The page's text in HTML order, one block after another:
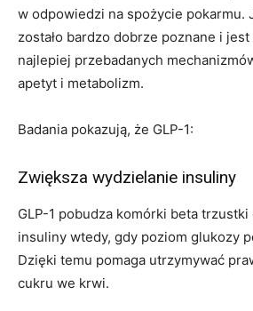
w odpowiedzi na spożycie pokarmu.
zostało bardzo dobrze poznane i
najlepiej przebadanych
apetyt i metabolizm.
Badania pokazują, że GLP-1:
Zwiększa wydzielanie insuliny
GLP-1 pobudza komórki beta
insuliny wtedy, gdy poziom glukozy
Dzięki temu pomaga utrzymywać
cukru we krwi.